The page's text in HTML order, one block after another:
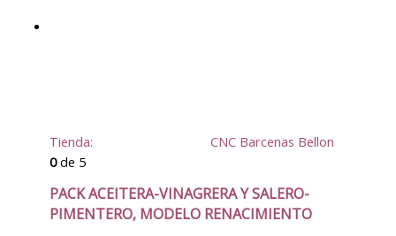
Tienda:
CNC Barcenas Bellon
0de 5
PACK ACEITERA-VINAGRERA Y SALERO-
PIMENTERO, MODELO RENACIMIENTO